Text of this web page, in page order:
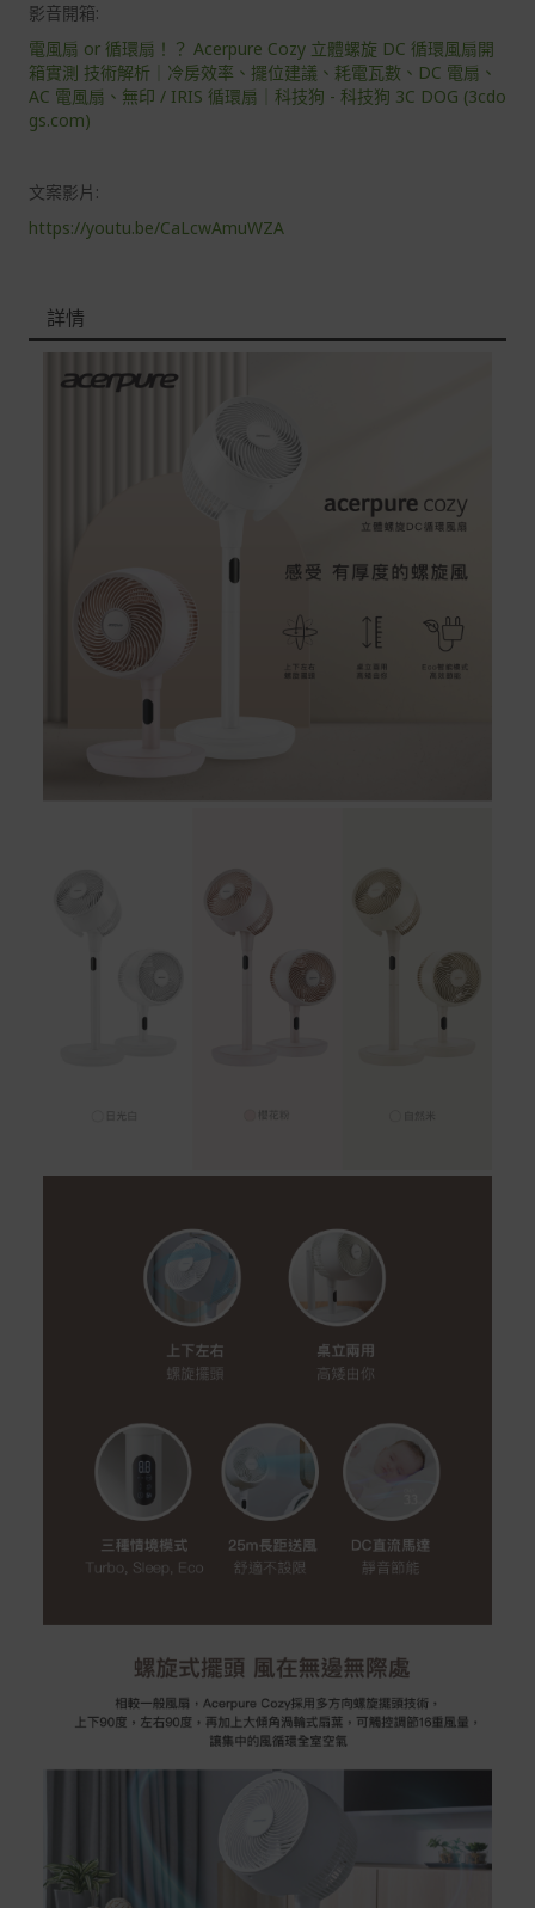
*遊戲光碟、軟體等影音商品屬智慧財產權之商品。依消費
者保護法第十九條第二項規定，一經拆封後恕不接受退換
貨。
如有相關退換貨服務需求，您可以透過專線或服務信箱聯
繫客服。
配送服務
本站商品除有特別標示收取運費之商品，其餘全館皆可免
運宅配到府。
以選擇配送至全台各地服務中心。
在消費者完成訂單付款後兩個工作天內會安排訂單出貨，
非Acer旗下品牌商品依配合廠商規範，可能會有無法配送
您可以於「我的訂單」內查詢訂單出貨狀態 (路徑：我的帳
實際的到貨時間依配合的物流商做安排，在無特殊狀況下
預購商品依商品頁面上的出貨時間安排，且有可能因實際
生產狀況有延後情況發生。
保固與售後服務
非Acer旗下品牌商品保固依各商品和之廠商有所不同，詳
情請參考商品說明。
付款方式
信用卡一次付清：支援Visa、Master Card及JCB卡
銀行帳戶轉帳：使用一次性虛擬帳戶
Apple Pay：須使用行動裝置
影音開箱:
電風扇 or 循環扇！？ Acerpure Cozy 立體螺旋 DC 循環風扇開
箱實測 技術解析｜冷房效率、擺位建議、耗電瓦數、DC 電扇、
AC 電風扇、無印 / IRIS 循環扇｜科技狗 - 科技狗 3C DOG (3cdo
gs.com)
文案影片:
https://youtu.be/CaLcwAmuWZA
詳情